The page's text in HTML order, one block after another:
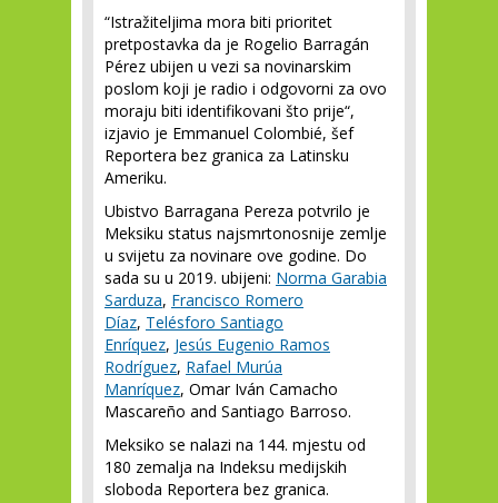
“Istražiteljima mora biti prioritet
pretpostavka da je Rogelio Barragán
Pérez ubijen u vezi sa novinarskim
poslom koji je radio i odgovorni za ovo
moraju biti identifikovani što prije“,
izjavio je Emmanuel Colombié, šef
Reportera bez granica za Latinsku
Ameriku.
Ubistvo Barragana Pereza potvrilo je
Meksiku status najsmrtonosnije zemlje
u svijetu za novinare ove godine. Do
sada su u 2019. ubijeni: Norma Garabia
Sarduza, Francisco Romero
Díaz, Telésforo Santiago
Enríquez, Jesús Eugenio Ramos
Rodríguez, Rafael Murúa
Manríquez, Omar Iván Camacho
Mascareño and Santiago Barroso.
Meksiko se nalazi na 144. mjestu od
180 zemalja na Indeksu medijskih
sloboda Reportera bez granica.